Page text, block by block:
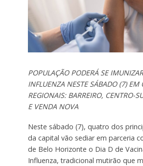
POPULAÇÃO PODERÁ SE
INFLUENZA NESTE SÁBADO (7) EM
REGIONAIS: BARREIRO, CENTRO-
E VENDA NOVA
Neste sábado (7), quatro dos
da capital vão sediar em parceria
de Belo Horizonte o Dia D de
Influenza, tradicional mutirão que